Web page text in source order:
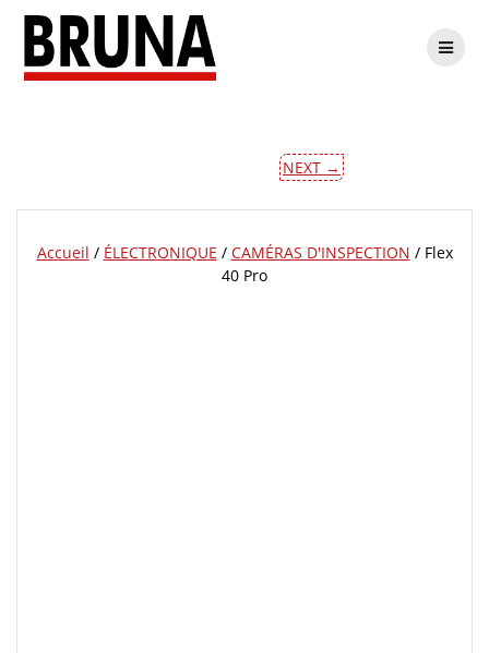
Flex 40 Pro
NEXT →
Accueil / ÉLECTRONIQUE / CAMÉRAS D'INSPECTION / Flex
40 Pro